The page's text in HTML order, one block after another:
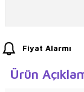
Fiyat Alarmı
Ürün